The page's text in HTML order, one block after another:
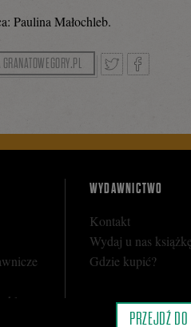
Paulina Małochleb.
Facebooku
WYDAWNICTWO
Kontakt
Wydaj u nas książkę
Gdzie kupić?
PRZEJDŹ